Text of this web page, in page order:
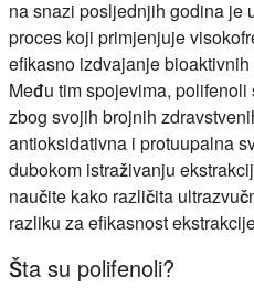
na snazi posljednjih godina je
proces koji primjenjuje
efikasno izdvajanje
Među tim spojevima,
zbog svojih brojnih
antioksidativna i protuupalna
dubokom istraživanju
naučite kako različita
razliku za efikasnost
Šta su polifenoli?